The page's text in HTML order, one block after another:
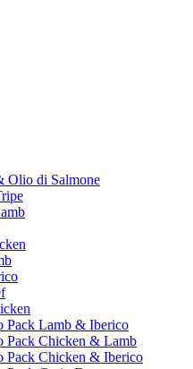
Olio di Salmone
Pack Lamb & Iberico
Pack Chicken & Lamb
Pack Chicken & Iberico